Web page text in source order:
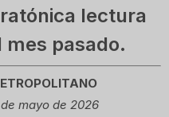
lectura
pasado.
mayo de 2026